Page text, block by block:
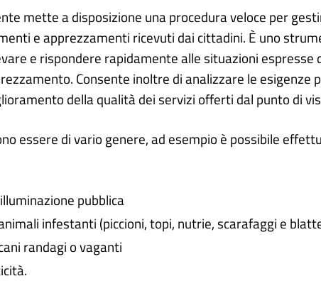
mette a disposizione una procedura veloce per
e apprezzamenti ricevuti dai cittadini. È uno
e rispondere rapidamente alle situazioni espresse
Consente inoltre di analizzare le esigenze
della qualità dei servizi offerti dal punto di
essere di vario genere, ad esempio è possibile
pubblica
infestanti (piccioni, topi, nutrie, scarafaggi e
randagi o vaganti